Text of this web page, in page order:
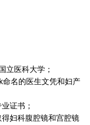
立医科大学；
名的医生文凭和妇产
证书；
妇科腹腔镜和宫腔镜